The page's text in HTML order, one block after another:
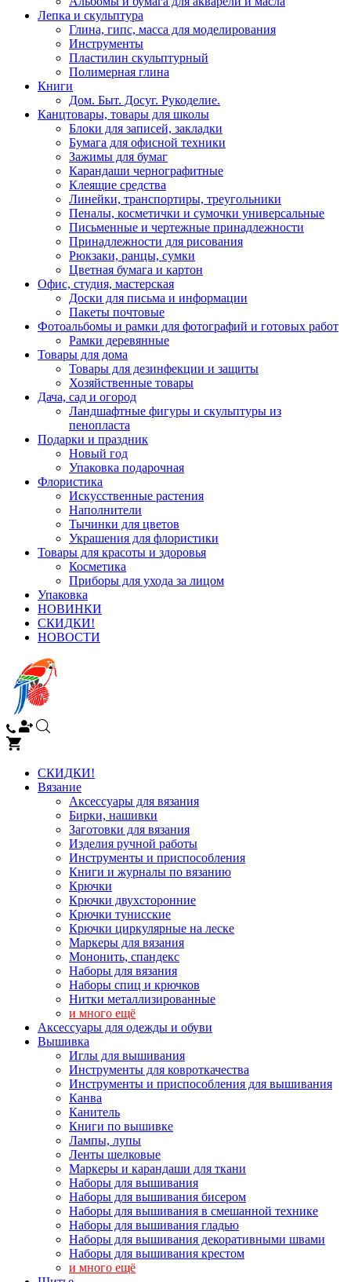
Лепка и скульптура
Глина, гипс, масса для моделирования
Инструменты
Пластилин скульптурный
Полимерная глина
Книги
Дом. Быт. Досуг. Рукоделие.
Канцтовары, товары для школы
Блоки для записей, закладки
Бумага для офисной техники
Зажимы для бумаг
Карандаши чернографитные
Клеящие средства
Линейки, транспортиры, треугольники
Пеналы, косметички и сумочки универсальные
Письменные и чертежные принадлежности
Принадлежности для рисования
Рюкзаки, ранцы, сумки
Цветная бумага и картон
Офис, студия, мастерская
Доски для письма и информации
Пакеты почтовые
Фотоальбомы и рамки для фотографий и готовых работ
Рамки деревянные
Товары для дома
Товары для дезинфекции и защиты
Хозяйственные товары
Дача, сад и огород
Ландшафтные фигуры и скульптуры из
пенопласта
Подарки и праздник
Новый год
Упаковка подарочная
Флористика
Искусственные растения
Наполнители
Тычинки для цветов
Украшения для флористики
Товары для красоты и здоровья
Косметика
Приборы для ухода за лицом
Упаковка
НОВИНКИ
СКИДКИ!
НОВОСТИ
СКИДКИ!
Вязание
Аксессуары для вязания
Бирки, нашивки
Заготовки для вязания
Изделия ручной работы
Инструменты и приспособления
Книги и журналы по вязанию
Крючки
Крючки двухсторонние
Крючки тунисские
Крючки циркулярные на леске
Маркеры для вязания
Мононить, спандекс
Наборы для вязания
Наборы спиц и крючков
Нитки металлизированные
и много ещё
Аксессуары для одежды и обуви
Вышивка
Иглы для вышивания
Инструменты для ковроткачества
Инструменты и приспособления для вышивания
Канва
Канитель
Книги по вышивке
Лампы, лупы
Ленты шелковые
Маркеры и карандаши для ткани
Наборы для вышивания
Наборы для вышивания бисером
Наборы для вышивания в смешанной технике
Наборы для вышивания гладью
Наборы для вышивания декоративными швами
Наборы для вышивания крестом
и много ещё